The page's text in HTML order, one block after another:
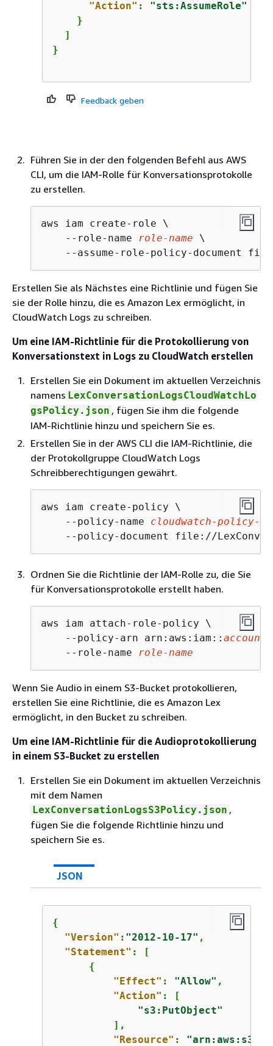
"Action" : "sts:AssumeRole"
    }
  ]
Feedback geben
Führen Sie in der den folgenden Befehl aus AWS
CLI, um die IAM-Rolle für Konversationsprotokolle
zu erstellen.
aws iam create-role \
    --role-name
role-name \
Erstellen Sie als Nächstes eine Richtlinie und fügen Sie
sie der Rolle hinzu, die es Amazon Lex ermöglicht, in
CloudWatch Logs zu schreiben.
Um eine IAM-Richtlinie für die Protokollierung von
Konversationstext in Logs zu CloudWatch erstellen
Erstellen Sie ein Dokument im aktuellen Verzeichnis
namens LexConversationLogsCloudWatchLo
gsPolicy.json , fügen Sie ihm die folgende
IAM-Richtlinie hinzu und speichern Sie es.
Erstellen Sie in der AWS CLI die IAM-Richtlinie, die
der Protokollgruppe CloudWatch Logs
Schreibberechtigungen gewährt.
aws iam create-policy \
    --policy-name
cloudwatch-policy-
Ordnen Sie die Richtlinie der IAM-Rolle zu, die Sie
für Konversationsprotokolle erstellt haben.
aws iam attach-role-policy \
    --policy-arn arn:aws:iam::
    --role-name
role-name
Wenn Sie Audio in einem S3-Bucket protokollieren,
erstellen Sie eine Richtlinie, die es Amazon Lex
ermöglicht, in den Bucket zu schreiben.
Um eine IAM-Richtlinie für die Audioprotokollierung
in einem S3-Bucket zu erstellen
Erstellen Sie ein Dokument im aktuellen Verzeichnis
mit dem Namen
LexConversationLogsS3Policy.json ,
fügen Sie die folgende Richtlinie hinzu und
speichern Sie es.
JSON
{
"Version" : "2012-10-17" ,
"Statement" : [
{
"Effect" : "Allow" ,
"Action" : [
"s3:PutObject"
          ],
"Resource" : "arn:aws:s3:::